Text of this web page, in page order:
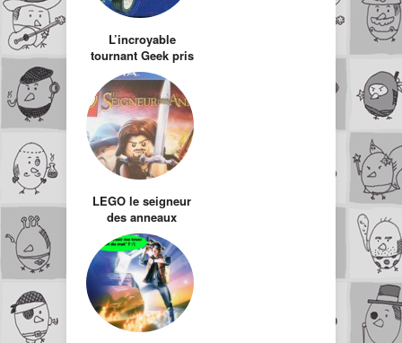
L’incroyable
tournant Geek pris
par Lego.
LEGO le seigneur
des anneaux